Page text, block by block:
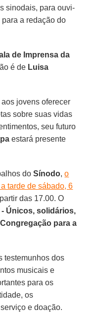
sinodais, para ouvi-
a redação do
de Imprensa da
é de Luisa
jovens oferecer
sobre suas vidas
seu futuro
estará presente
doSínodo,o
tarde de sábado, 6
das 17.00. O
- Únicos, solidários,
Congregação para a
testemunhos dos
musicais e
para os
os
e doação.